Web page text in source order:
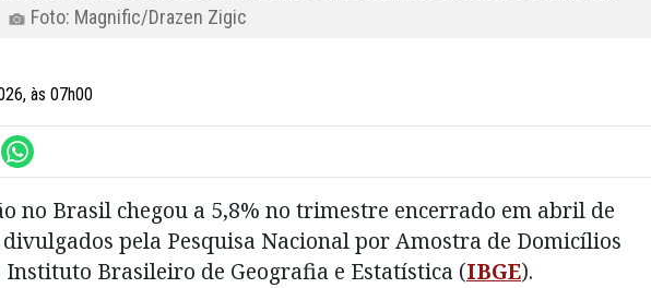
Foto: Magnific/Drazen Zigic
às 07h00
no Brasil chegou a 5,8% no trimestre encerrado em abril de
pela Pesquisa Nacional por Amostra de Domicílios
Instituto Brasileiro de Geografia e Estatística (IBGE).